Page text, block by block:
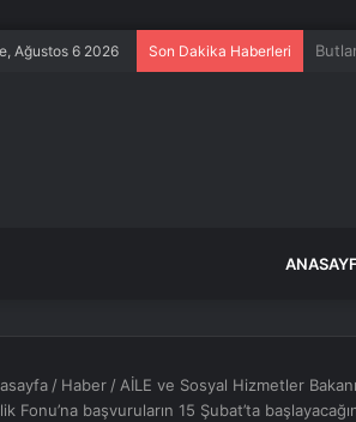
Ağustos 6 2026 Son Dakika Haberleri 21
/ Haber / AİLE ve Sosyal Hizmetler
Fonu’na başvuruların 15 Şubat’ta